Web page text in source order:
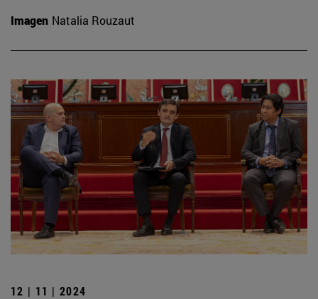
Imagen Natalia Rouzaut
12 | 11 | 2024